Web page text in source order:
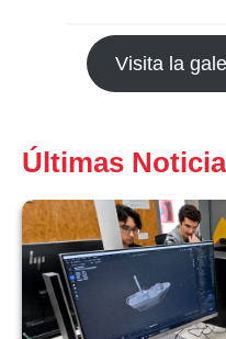
Visita la
Últimas